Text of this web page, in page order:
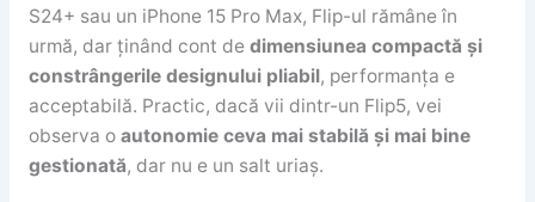
S24+ sau un iPhone 15 Pro Max, Flip-ul rămâne în
urmă, dar ținând cont de dimensiunea compactă și
constrângerile designului pliabil, performanța e
acceptabilă. Practic, dacă vii dintr-un Flip5, vei
observa o autonomie ceva mai stabilă și mai bine
gestionată, dar nu e un salt uriaș.